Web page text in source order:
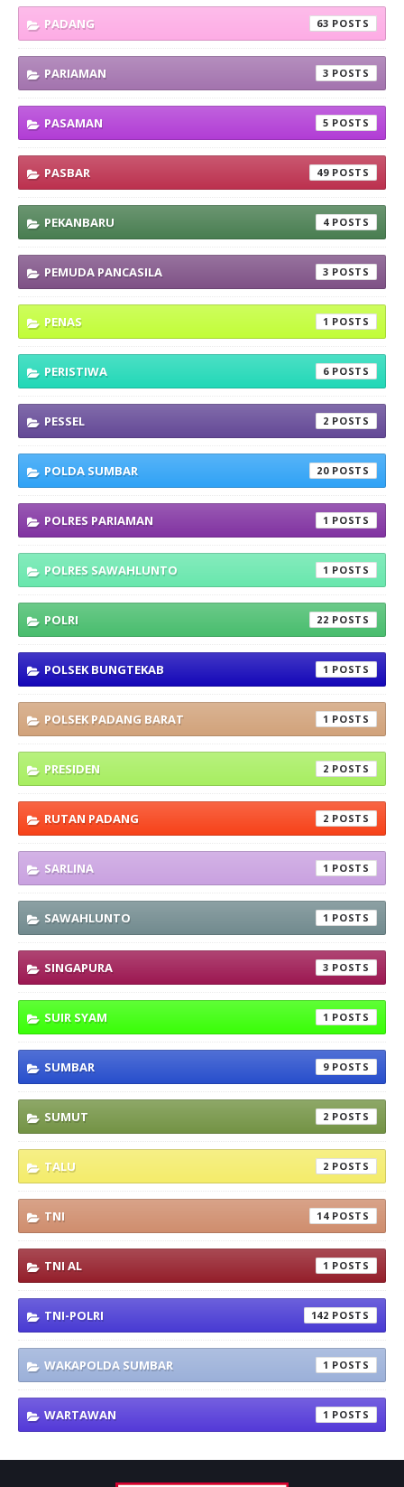
PADANG 63
PARIAMAN 3
PASAMAN 5
PASBAR 49
PEKANBARU 4
PEMUDA PANCASILA 3
PENAS 1
PERISTIWA 6
PESSEL 2
POLDA SUMBAR 20
POLRES PARIAMAN 1
POLRES SAWAHLUNTO 1
POLRI 22
POLSEK BUNGTEKAB 1
POLSEK PADANG BARAT 1
PRESIDEN 2
RUTAN PADANG 2
SARLINA 1
SAWAHLUNTO 1
SINGAPURA 3
SUIR SYAM 1
SUMBAR 9
SUMUT 2
TALU 2
TNI 14
TNI AL 1
TNI-POLRI 142
WAKAPOLDA SUMBAR 1
WARTAWAN 1